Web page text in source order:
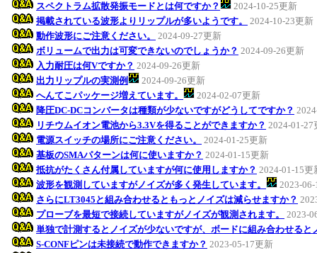
スペクトラム拡散発振モードとは何ですか？
2024-10-25更新
掲載されている波形よりリップルが多いようです。
2024-10-23更新
動作波形にご注意ください。
2024-09-27更新
ボリュームで出力は可変できないのでしょうか？ 2024-09-26更新
入力耐圧は何Vですか？ 2024-09-26更新
出力リップルの実測例
2024-09-26更新
へんてこパッケージ増えています。
2024-02-07更新
降圧DC-DCコンバータは種類が少ないですがどうしてですか？
リチウムイオン電池から3.3Vを得ることができますか？ 2024-01-27
電源スイッチの場所にご注意ください。
2024-01-25更新
基板のSMAパターンは何に使いますか？ 2024-01-15更新
抵抗がたくさん付属していますが何に使用しますか？ 2024-01-15更
波形を観測していますがノイズが多く発生しています。
2023-
さらにLT3045と組み合わせるともっとノイズは減らせますか？
プローブを最短で接続していますがノイズが観測されます。
2023-
単独で計測するとノイズが少ないですが、ボードに組み合わせると
S-CONFピンは未接続で動作できますか？ 2023-05-17更新